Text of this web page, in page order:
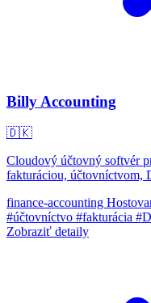
Billy Accounting
🇩🇰
Cloudový účtovný softvér
fakturáciou, účtovníctvom,
finance-accounting
#účtovníctvo #fakturácia
Zobraziť detaily